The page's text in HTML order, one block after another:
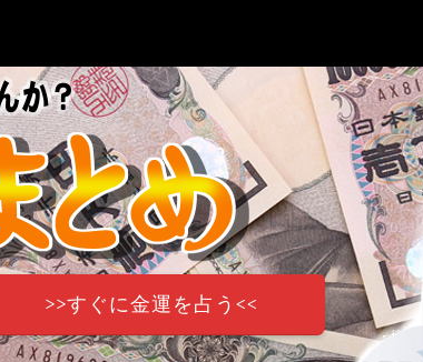
>>すぐに金運を占う<<